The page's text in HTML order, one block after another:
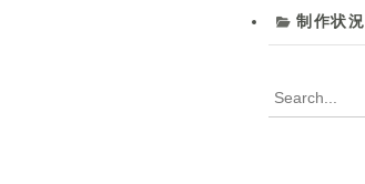
制作状況